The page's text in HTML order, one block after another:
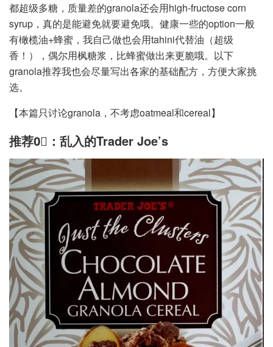
都超级多糖，质量差的granola还会用high-fructose corn
syrup，真的是能避免就要避免哦。健康一些的option一般
有橄榄油+蜂蜜，我自己做也会用tahini代替油（超级
香！），偶尔用枫糖浆，比蜂蜜做出来更脆哦。以下
granola推荐我也会尽量写出各家的基础配方，方便大家挑
选。
【本篇只讨论granola，不考虑oatmeal和cereal】
推荐0⃣️：乱入的Trader Joe’s